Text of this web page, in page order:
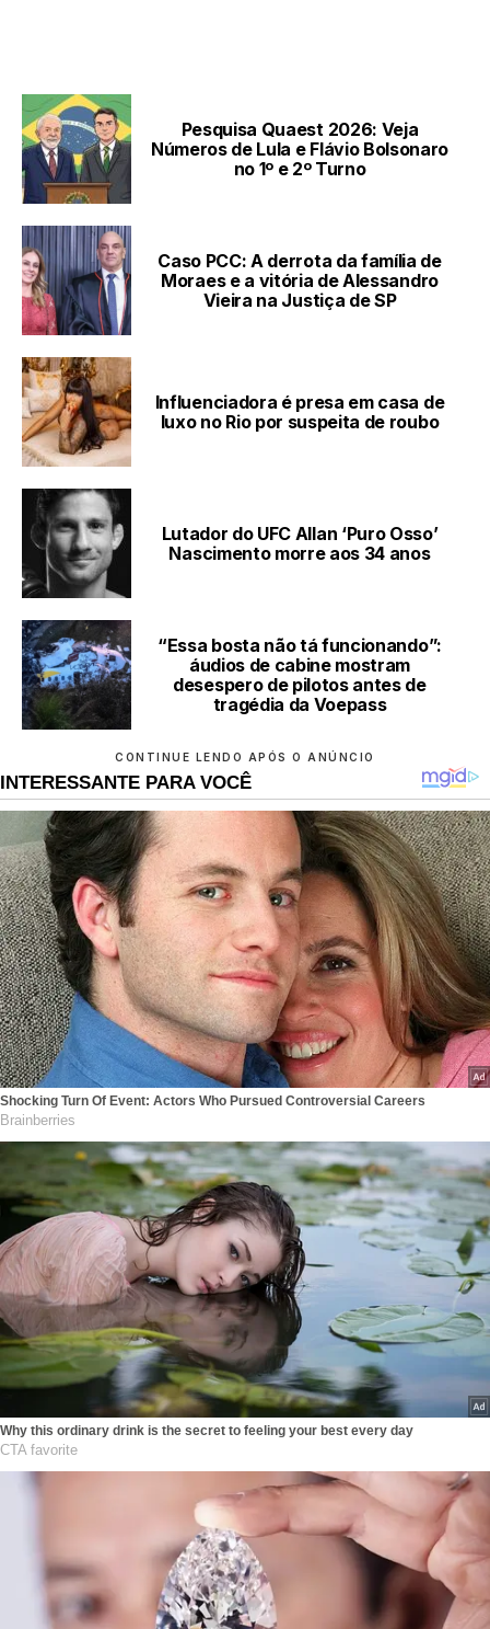
Pesquisa Quaest 2026: Veja
Números de Lula e Flávio Bolsonaro
no 1º e 2º Turno
Caso PCC: A derrota da família de
Moraes e a vitória de Alessandro
Vieira na Justiça de SP
Influenciadora é presa em casa de
luxo no Rio por suspeita de roubo
Lutador do UFC Allan ‘Puro Osso’
Nascimento morre aos 34 anos
“Essa bosta não tá funcionando”:
áudios de cabine mostram
desespero de pilotos antes de
tragédia da Voepass
CONTINUE LENDO APÓS O ANÚNCIO
INTERESSANTE PARA VOCÊ
Shocking Turn Of Event: Actors Who Pursued Controversial Careers
Brainberries
Why this ordinary drink is the secret to feeling your best every day
CTA favorite